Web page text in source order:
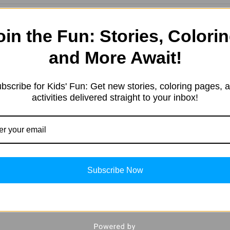
started in 2019 with a
information. Our
in different
Kids’ products,
and more.
the Fun: Stories,
and More Await!
for Kids' Fun: Get new stories, coloring pages,
activities delivered straight to your inbox!
Subscribe Now